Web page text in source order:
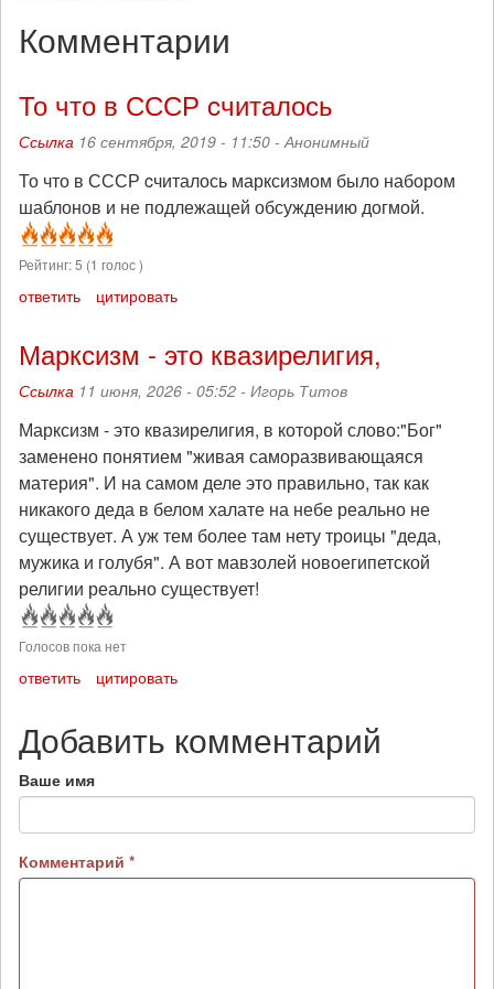
Комментарии
То что в СССР cчиталось
Ссылка 16 сентября, 2019 - 11:50 -Анонимный
То что в СССР cчиталось марксизмом было набором
шаблонов и не подлежащей обсуждению догмой.
Рейтинг:5 (1 голос )
ответить цитировать
Марксизм - это квазирелигия,
Ссылка 11 июня, 2026 - 05:52 - Игорь Титов
Марксизм - это квазирелигия, в которой слово:"Бог"
заменено понятием "живая саморазвивающаяся
материя". И на самом деле это правильно, так как
никакого деда в белом халате на небе реально не
существует. А уж тем более там нету троицы "деда,
мужика и голубя". А вот мавзолей новоегипетской
религии реально существует!
Голосов пока нет
ответить цитировать
Добавить комментарий
Ваше имя
Комментарий *